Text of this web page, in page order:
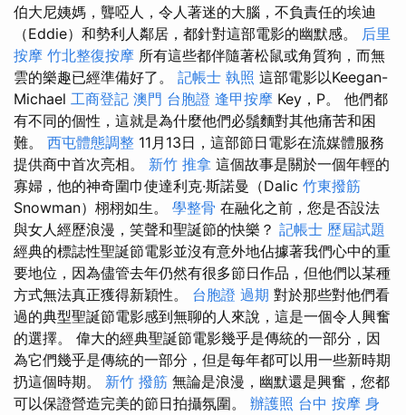
伯大尼姨媽，聾啞人，令人著迷的大腦，不負責任的埃迪
（Eddie）和勢利人鄰居，都針對這部電影的幽默感。 后里
按摩 竹北整復按摩 所有這些都伴隨著松鼠或角質狗，而無
雲的樂趣已經準備好了。 記帳士 執照 這部電影以Keegan-
Michael 工商登記 澳門 台胞證 逢甲按摩 Key，P。 他們都
有不同的個性，這就是為什麼他們必鬚麵對其他痛苦和困
難。 西屯體態調整 11月13日，這部節日電影在流媒體服務
提供商中首次亮相。 新竹 推拿 這個故事是關於一個年輕的
寡婦，他的神奇圍巾使達利克·斯諾曼（Dalic 竹東撥筋
Snowman）栩栩如生。 學整骨 在融化之前，您是否設法
與女人經歷浪漫，笑聲和聖誕節的快樂？ 記帳士 歷屆試題
經典的標誌性聖誕節電影並沒有意外地佔據著我們心中的重
要地位，因為儘管去年仍然有很多節日作品，但他們以某種
方式無法真正獲得新穎性。 台胞證 過期 對於那些對他們看
過的典型聖誕節電影感到無聊的人來說，這是一個令人興奮
的選擇。 偉大的經典聖誕節電影幾乎是傳統的一部分，因
為它們幾乎是傳統的一部分，但是每年都可以用一些新時期
扔這個時期。 新竹 撥筋 無論是浪漫，幽默還是興奮，您都
可以保證營造完美的節日拍攝氛圍。 辦護照 台中 按摩 身